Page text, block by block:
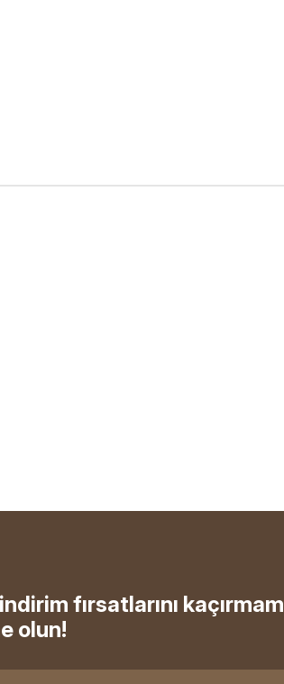
fırsatlarını
olun!